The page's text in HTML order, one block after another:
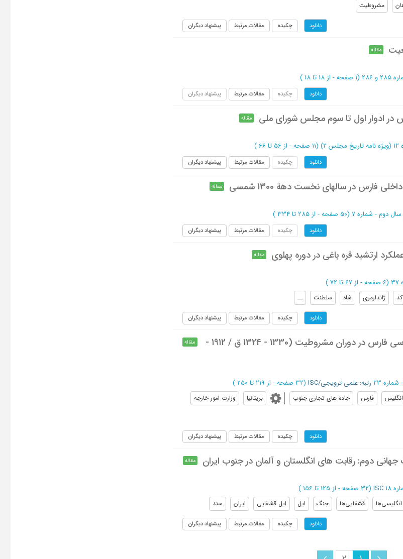
مشروطیت
دانلود چکیده مقالات مرتبط پیشنهاد دیگران
مقاله
(‎1 صفحه - از 18 تا 18 )
دانلود چکیده مقالات مرتبط پیشنهاد دیگران
در ادوار اول تا سوم مجلس شورای ملی مقاله
(‎11 صفحه - از 56 تا 66 )
دانلود چکیده مقالات مرتبط پیشنهاد دیگران
در سالهای نخست دهة 1300 شمسی مقاله
(‎50 صفحه - از 285 تا 334 )
دانلود چکیده مقالات مرتبط پیشنهاد دیگران
ارتشبد قره باغی در دوره پهلوی مقاله
(‎6 صفحه - از 67 تا 72 )
کد ژاندارمری شاه سلطنت ــ
دانلود چکیده مقالات مرتبط پیشنهاد دیگران
نقش بریتانیا در رویدادهای سیاسی فارس در دوران مشروطیت (1330 - 1324 ق / 1912 -
مقاله
رتبه: علمی-ترویجی/ISC (‎32 صفحه - از 219 تا 250 )
انگلیس فارس جاده های تجاری جنوب بریتانیا
وزارت امور خارجه
دانلود چکیده مقالات مرتبط پیشنهاد دیگران
دوم: رقابت های انگلستان و آلمان در جنوب ایران مقاله
ISC (‎32 صفحه - از 125 تا 156 )
انگلیسی‌ها قشقایی‌ها جنگ ایل ایل قشقایی ایران سند
دانلود چکیده مقالات مرتبط پیشنهاد دیگران